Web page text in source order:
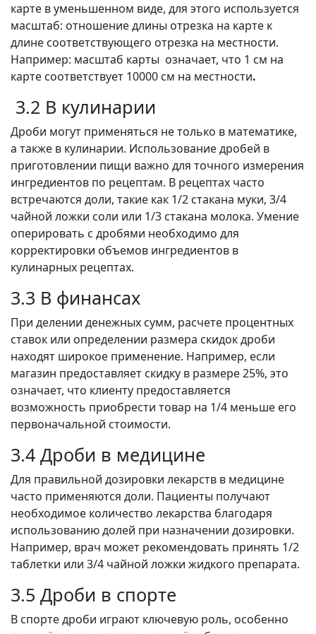
карте в уменьшенном виде, для этого используется
масштаб: отношение длины отрезка на карте к
длине соответствующего отрезка на местности.
Например: масштаб карты означает, что 1 см на
карте соответствует 10000 см на местности.
3.2 В кулинарии
Дроби могут применяться не только в математике,
а также в кулинарии. Использование дробей в
приготовлении пищи важно для точного измерения
ингредиентов по рецептам. В рецептах часто
встречаются доли, такие как 1/2 стакана муки, 3/4
чайной ложки соли или 1/3 стакана молока. Умение
оперировать с дробями необходимо для
корректировки объемов ингредиентов в
кулинарных рецептах.
3.3 В финансах
При делении денежных сумм, расчете процентных
ставок или определении размера скидок дроби
находят широкое применение. Например, если
магазин предоставляет скидку в размере 25%, это
означает, что клиенту предоставляется
возможность приобрести товар на 1/4 меньше его
первоначальной стоимости.
3.4 Дроби в медицине
Для правильной дозировки лекарств в медицине
часто применяются доли. Пациенты получают
необходимое количество лекарства благодаря
использованию долей при назначении дозировки.
Например, врач может рекомендовать принять 1/2
таблетки или 3/4 чайной ложки жидкого препарата.
3.5 Дроби в спорте
В спорте дроби играют ключевую роль, особенно